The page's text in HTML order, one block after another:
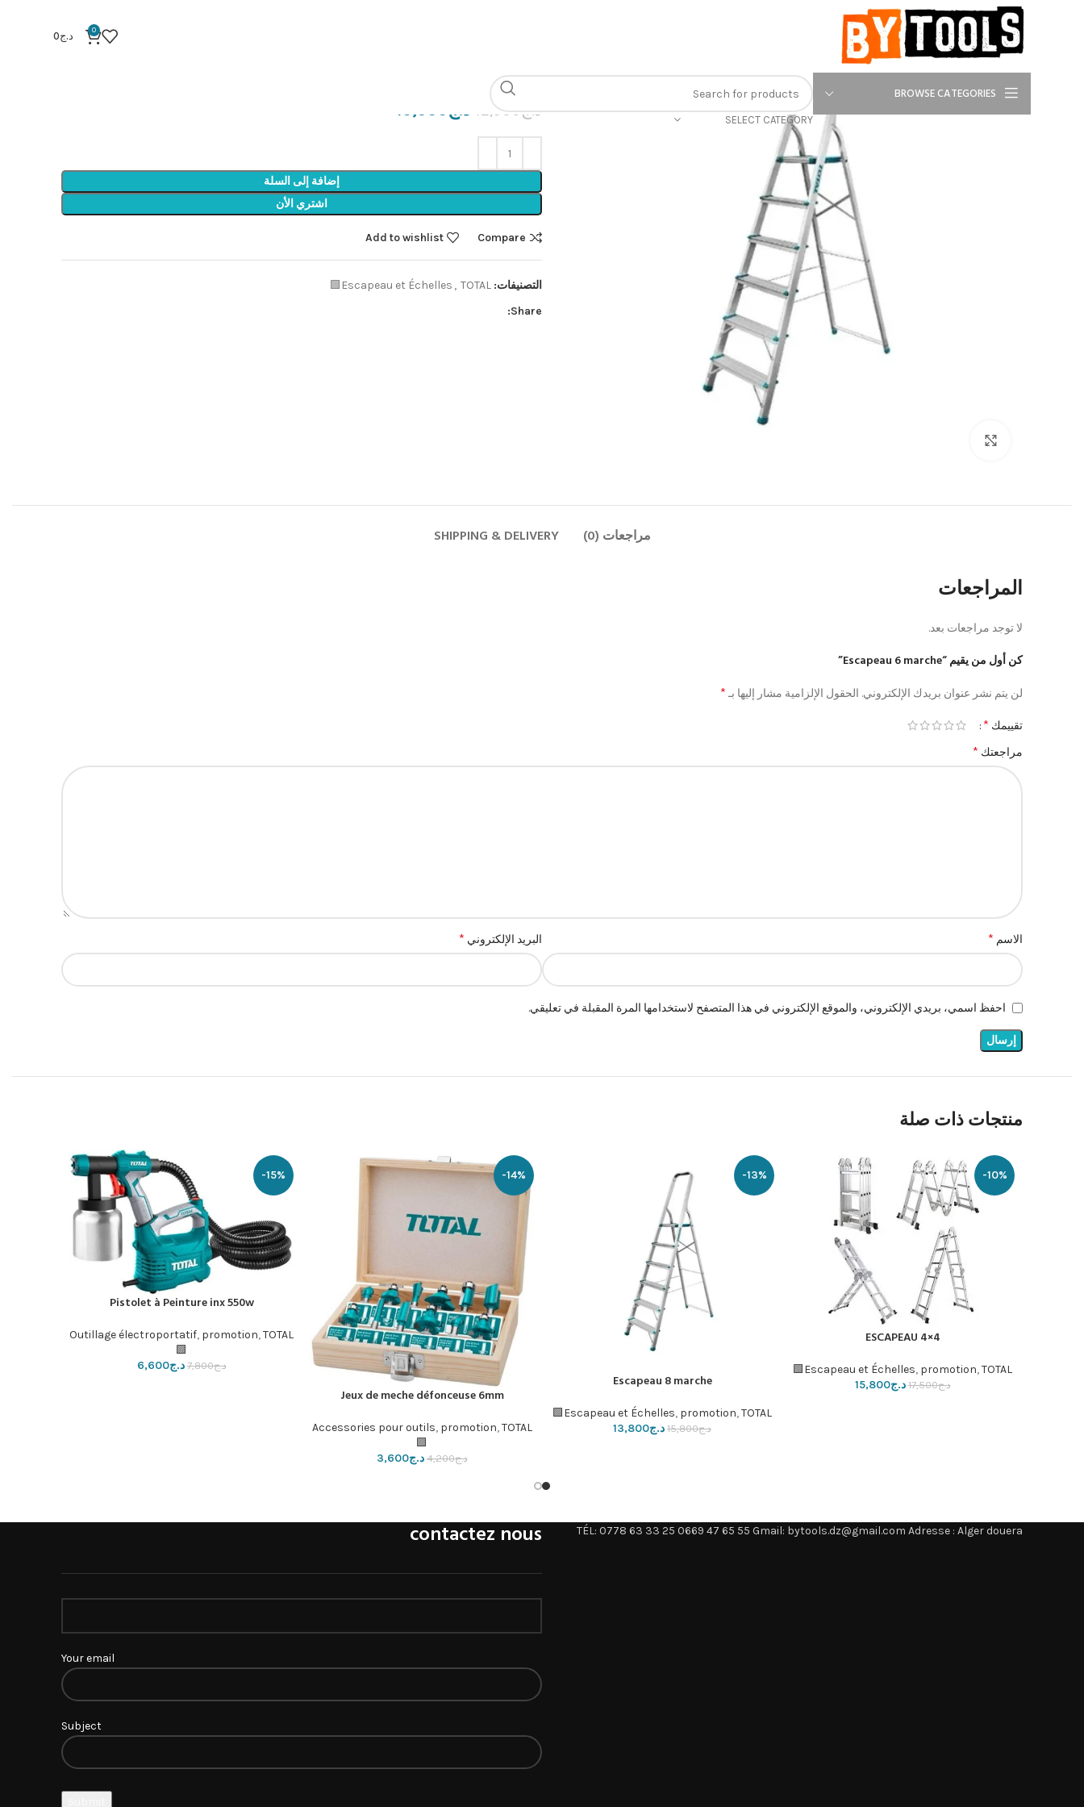
0 د.ج0
BROWSE CATEGORIES
SELECT CATEGORY
-13%
Escapeau 6 marche
د.ج12,500 د.ج 10,900
إضافة إلى السلة
اشتري الأن
Compare
Add to wishlist
التصنيفات: Escapeau et Échelles , TOTAL🟩
Share:
مراجعات (0) SHIPPING & DELIVERY
المراجعات
لا توجد مراجعات بعد.
كن أول من يقيم “Escapeau 6 marche”
لن يتم نشر عنوان بريدك الإلكتروني. الحقول الإلزامية مشار إليها بـ *
تقييمك *
مراجعتك *
الاسم * البريد الإلكتروني *
احفظ اسمي، بريدي الإلكتروني، والموقع الإلكتروني في هذا المتصفح لاستخدامها المرة المقبلة في تعليقي.
منتجات ذات صلة
-10%
ESCAPEAU 4×4
Escapeau et Échelles, promotion,TOTAL🟩
د.ج17,500 د.ج15,800
-13%
إضافة إلى السلةEscapeau 8 marche
Escapeau et Échelles, promotion,TOTAL🟩
د.ج15,800 د.ج13,800
-14%
إضافة إلى السلة
Jeux de meche défonceuse 6mm
Accessories pour outils, promotion,TOTAL
🟩
د.ج4,200 د.ج3,600
-15%
إضافة إلى السلةPistolet à Peinture inx 550w
Outillage électroportatif, promotion,TOTAL
🟩
د.ج7,800 د.ج6,600
TÉL: 0778 63 33 25 0669 47 65 55 Gmail: bytools.dz@gmail.com Adresse : Alger douera
contactez nous
Your email
Subject